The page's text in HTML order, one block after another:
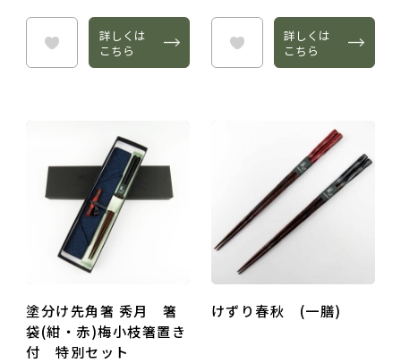
詳しくは
こちら
詳しくは
こちら
塗分け先角箸 秀月 箸
袋(紺・赤)梅小枝箸置き
付 特別セット
けずり春秋 (一膳)